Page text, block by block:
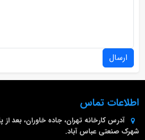
ارسال
اطلاعات تماس
آدرس کارخانه تهران، جاده خاوران، بعد
شهرک صنعتی عباس آباد.